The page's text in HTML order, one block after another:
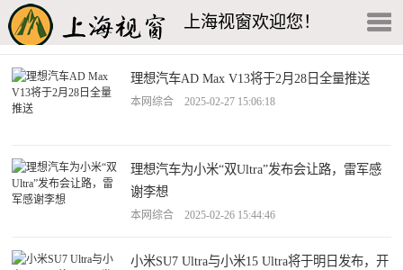
上海视窗欢迎您！
理想汽车AD Max V13将于2月28日全量推送
本网综合 2025-02-27 15:06:18
理想汽车为小米“双Ultra”发布会让路，雷军感
谢李想
本网综合 2025-02-26 15:44:46
小米SU7 Ultra与小米15 Ultra将于明日发布，开